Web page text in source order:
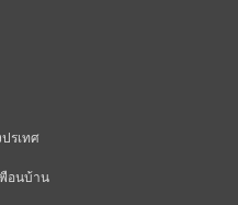
รเทศ
อนบ้าน